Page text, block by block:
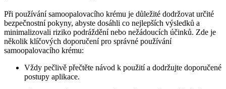
Při používání samoopalovacího krému je důležité dodržovat určité
bezpečnostní pokyny, abyste dosáhli co nejlepších výsledků a
minimalizovali riziko podráždění nebo nežádoucích účinků. Zde je
několik klíčových doporučení pro správné používání
samoopalovacího krému:
Vždy pečlivě přečtěte návod k použití a dodržujte doporučené
postupy aplikace.